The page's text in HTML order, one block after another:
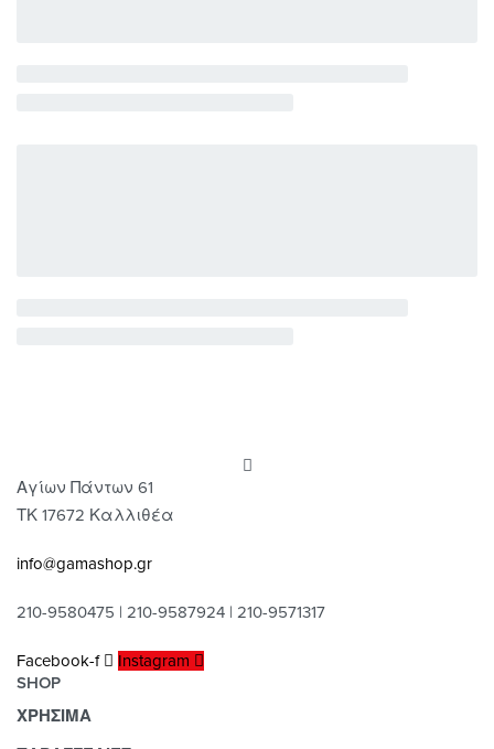
Αγίων Πάντων 61
ΤΚ 17672 Καλλιθέα
info@gamashop.gr
210-9580475 | 210-9587924 | 210-9571317
Facebook-f
Instagram
SHOP
Χαλιά
ΧΡΗΣΙΜΑ